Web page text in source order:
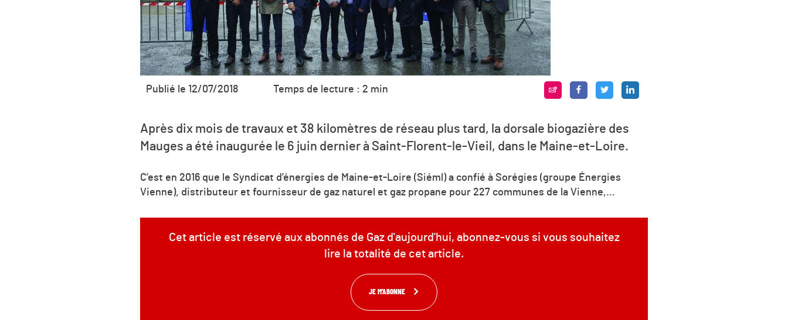
Publié le 12/07/2018 Temps de lecture : 2 min
Après dix mois de travaux et 38 kilomètres de réseau plus tard, la dorsale biogazière des
Mauges a été inaugurée le 6 juin dernier à Saint-Florent-le-Vieil, dans le Maine-et-Loire.
C’est en 2016 que le Syndicat d’énergies de Maine-et-Loire (Siéml) a confié à Sorégies (groupe Énergies
Vienne), distributeur et fournisseur de gaz naturel et gaz propane pour 227 communes de la Vienne,...
Cet article est réservé aux abonnés de Gaz d'aujourd'hui, abonnez-vous si vous souhaitez
lire la totalité de cet article.
JE M'ABONNE